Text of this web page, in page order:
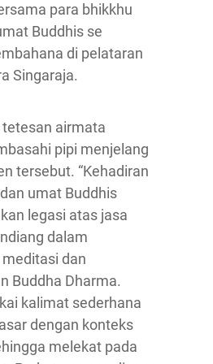
para bhikkhu
Buddhis se
di pelataran
Singaraja.
airmata
pipi menjelang
tersebut. “Kehadiran
umat Buddhis
legasi atas jasa
dalam
dan
Buddha Dharma.
kalimat sederhana
dengan konteks
melekat pada